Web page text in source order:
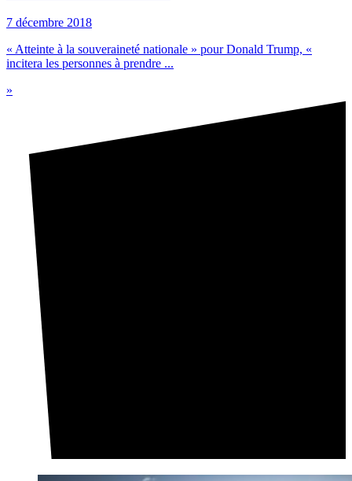
7 décembre 2018
« Atteinte à la souveraineté nationale » pour Donald Trump, «
incitera les personnes à prendre ...
»